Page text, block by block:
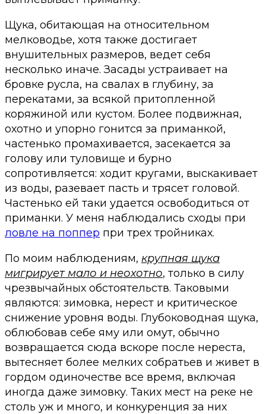
Щука, обитающая на относительном
мелководье, хотя также достигает
внушительных размеров, ведет себя
несколько иначе. Засады устраивает на
бровке русла, на свалах в глубину, за
перекатами, за всякой притопленной
коряжиной или кустом. Более подвижная,
охотно и упорно гонится за приманкой,
частенько промахивается, засекается за
голову или туловище и бурно
сопротивляется: ходит кругами, выскакивает
из воды, разевает пасть и трясет головой.
Частенько ей таки удается освободиться от
приманки. У меня наблюдались сходы при
ловле на поппер при трех тройниках.
По моим наблюдениям, крупная щука
мигрирует мало и неохотно, только в силу
чрезвычайных обстоятельств. Таковыми
являются: зимовка, нерест и критическое
снижение уровня воды. Глубоководная щука,
облюбовав себе яму или омут, обычно
возвращается сюда вскоре после нереста,
вытесняет более мелких собратьев и живет в
гордом одиночестве все время, включая
иногда даже зимовку. Таких мест на реке не
столь уж и много, и конкуренция за них